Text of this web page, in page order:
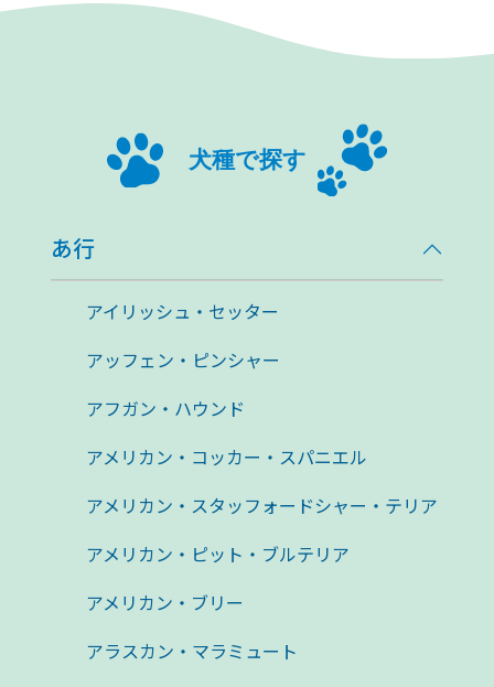
犬種で探す
あ行
アイリッシュ・セッター
アッフェン・ピンシャー
アフガン・ハウンド
アメリカン・コッカー・スパニエル
アメリカン・スタッフォードシャー・テリア
アメリカン・ピット・ブルテリア
アメリカン・ブリー
アラスカン・マラミュート